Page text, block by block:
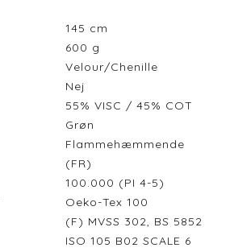
145 cm
600 g
Velour/Chenille
Nej
55% VISC / 45% COT
Grøn
Flammehæmmende
(FR)
100.000 (PI 4-5)
Oeko-Tex 100
(F) MVSS 302, BS 5852
ISO 105 B02 SCALE 6